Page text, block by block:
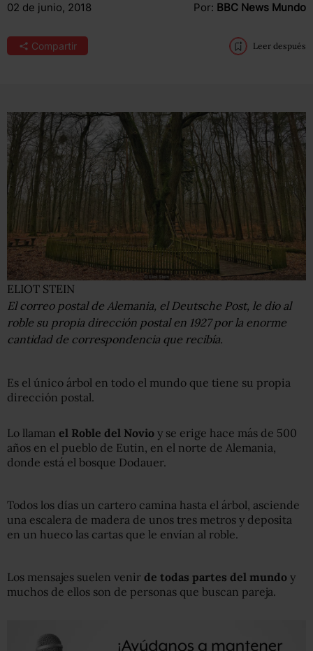
02 de junio, 2018 Por: BBC News Mundo
Compartir Leer después
ELIOT STEIN
El correo postal de Alemania, el Deutsche Post, le dio al
roble su propia dirección postal en 1927 por la enorme
cantidad de correspondencia que recibía.
Es el único árbol en todo el mundo que tiene su propia
dirección postal.
Lo llaman el Roble del Novio y se erige hace más de 500
años en el pueblo de Eutin, en el norte de Alemania,
donde está el bosque Dodauer.
Todos los días un cartero camina hasta el árbol, asciende
una escalera de madera de unos tres metros y deposita
en un hueco las cartas que le envían al roble.
Los mensajes suelen venir de todas partes del mundo y
muchos de ellos son de personas que buscan pareja.